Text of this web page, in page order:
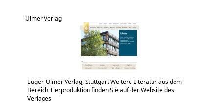
Ulmer Verlag
Eugen Ulmer Verlag, Stuttgart Weitere Literatur aus dem
Bereich Tierproduktion finden Sie auf der Website des
Verlages